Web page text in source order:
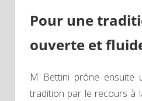
Pour une
ouverte et
M Bettini prône ensuite
tradition par le recours à